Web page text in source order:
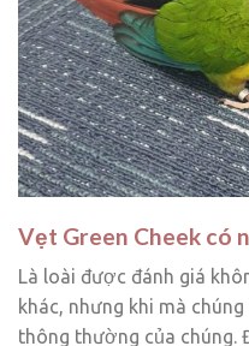
Vẹt Green Cheek có
Là loài được đánh giá
khác, nhưng khi mà
thông thường của chúng.